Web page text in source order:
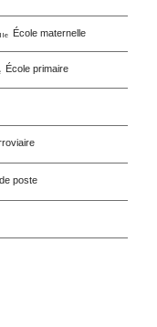
École maternelle
École primaire
poste